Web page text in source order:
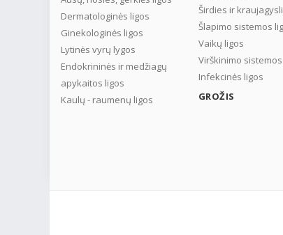
Dermatologinės ligos
Ginekologinės ligos
Lytinės vyrų lygos
Endokrininės ir medžiagų
apykaitos ligos
Kaulų - raumenų ligos
Širdies ir
Šlapimo sistemos
Vaikų ligos
Virškinimo
Infekcinės ligos
GROŽIS